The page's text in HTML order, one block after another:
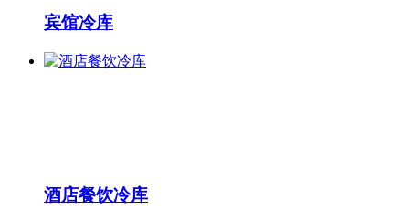
宾馆冷库
酒店餐饮冷库